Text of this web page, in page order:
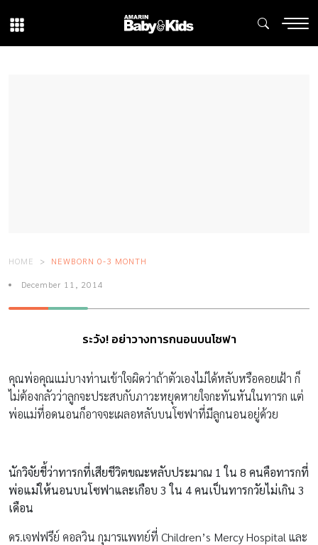
HOME NEWBORN 0-3 MONTH
December 11, 2014
ระวัง! อย่าวางทารกนอนบนโซฟา
คุณพ่อคุณแม่บางท่านเข้าใจผิดว่าถ้าตัวเองไม่ได้หลับหรือคอยเฝ้า ก็
ไม่ต้องกลัวว่าลูกจะประสบกับภาวะหยุดหายใจกะทันหันในทารก แต่
พ่อแม่ที่อดนอนก็อาจจะเผลอหลับบนโซฟาที่มีลูกนอนอยู่ด้วย
นักวิจัยชี้ว่าทารกที่เสียชีวิตขณะหลับประมาณ 1 ใน 8 คนคือทารกที่
พ่อแม่ให้นอนบนโซฟาและเกือบ 3 ใน 4 คนเป็นทารกวัยไม่เกิน 3
เดือน
ดร.เจฟฟรีย์ คอลวิน กุมารแพทย์ที่ Children’s Mercy Hospital และ